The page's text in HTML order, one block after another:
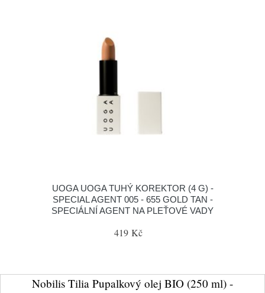
UOGA UOGA TUHÝ KOREKTOR (4 G) -
SPECIAL AGENT 005 - 655 GOLD TAN -
SPECIÁLNÍ AGENT NA PLEŤOVÉ VADY
419 Kč
Nobilis Tilia Pupalkový olej BIO (250 ml) -